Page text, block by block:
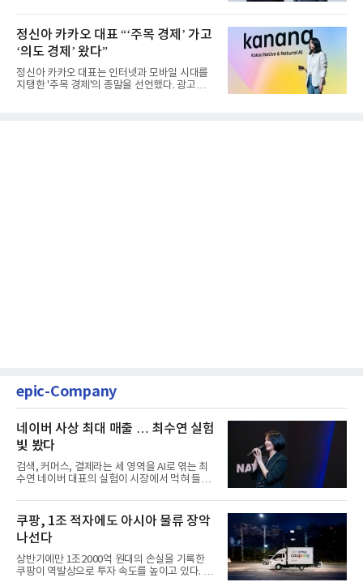
정신아 카카오 대표 “‘주목 경제’ 가고
‘의도 경제’ 왔다”
정신아 카카오 대표는 인터넷과 모바일 시대를
지탱한 '주목 경제'의 종말을 선언했다. 광고를
epic-Company
네이버 사상 최대 매출 … 최수연 실험
빛 봤다
검색, 커머스, 결제라는 세 영역을 AI로 엮는 최
수연 네이버 대표의 실험이 시장에서 먹혀 들어
쿠팡, 1조 적자에도 아시아 물류 장악
나선다
상반기에만 1조2000억 원대의 손실을 기록한
쿠팡이 역발상으로 투자 속도를 높이고 있다. 이